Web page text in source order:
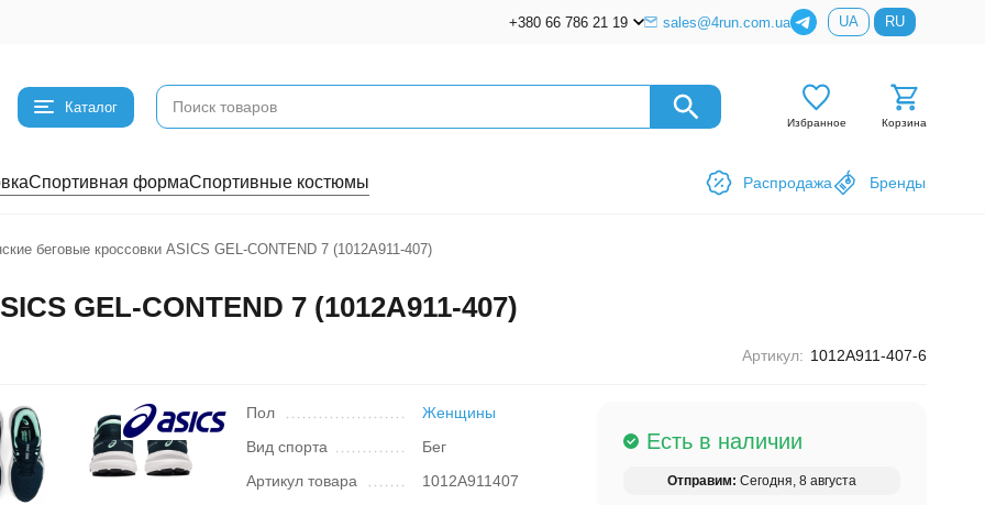
+380 66 786 21 19 sales@4run.com.ua UA RU
Каталог
Избранное Корзина
Спортивная формаСпортивные костюмы Распродажа Бренды
беговые кроссовки ASICS GEL-CONTEND 7 (1012A911-407)
GEL-CONTEND 7 (1012A911-407)
Артикул: 1012A911-407-6
Пол
Женщины
Вид спорта
Бег
Артикул товара
1012A911407
Есть в наличии
Отправим: Сегодня, 8 августа